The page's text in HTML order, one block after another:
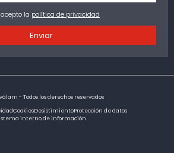
la política de privacidad
Enviar
- Todos los derechos reservados
CookiesDesistimientoProtección de datos
interno de información